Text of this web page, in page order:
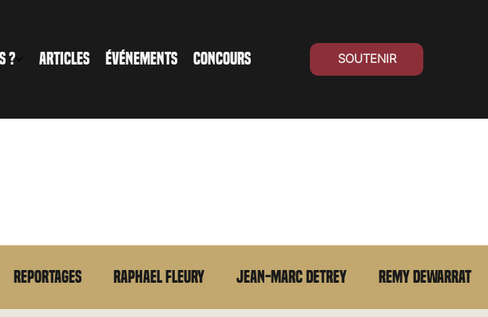
? ARTICLES ÉVÉNEMENTS CONCOURS SOUTENIR
Reportages Raphael Fleury Jean-Marc Detrey Remy Dewarrat